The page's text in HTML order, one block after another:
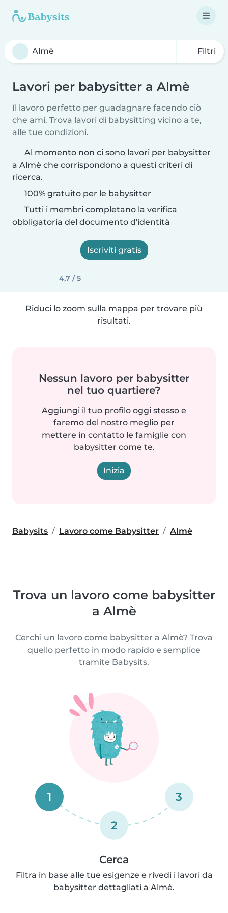
Filtri
Lavori per babysitter a Almè
Il lavoro perfetto per guadagnare facendo ciò
che ami. Trova lavori di babysitting vicino a te,
alle tue condizioni.
Al momento non ci sono lavori per babysitter
a Almè che corrispondono a questi criteri di
ricerca.
100% gratuito per le babysitter
Tutti i membri completano la verifica
obbligatoria del documento d'identità
Iscriviti gratis
4,7 / 5
Riduci lo zoom sulla mappa per trovare più
risultati.
Nessun lavoro per babysitter
nel tuo quartiere?
Aggiungi il tuo profilo oggi stesso e
faremo del nostro meglio per
mettere in contatto le famiglie con
babysitter come te.
Inizia
Babysits Lavoro come Babysitter Almè
Trova un lavoro come babysitter
a Almè
Cerchi un lavoro come babysitter a Almè? Trova
quello perfetto in modo rapido e semplice
tramite Babysits.
1
2
3
Cerca
Filtra in base alle tue esigenze e rivedi i lavori da
babysitter dettagliati a Almè.